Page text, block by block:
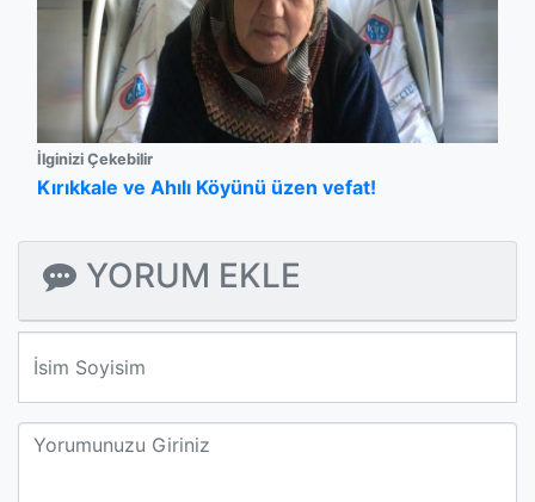
İlginizi Çekebilir
Kırıkkale ve Ahılı Köyünü üzen vefat!
YORUM EKLE